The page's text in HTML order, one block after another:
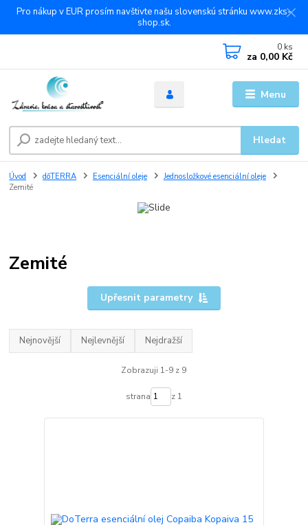
Pro nákup v EUR prosím navštivte našu slovenskú stránku www.zks-
shop.sk.
Menu
Hledat
0 ks
za 0,00 Kč
Úvod dōTERRA Esenciální oleje
Jednosložkové esenciální oleje
Zemité
Zemité
Upřesnit parametry
Nejnovější Nejlevnější Nejdražší
Zobrazuji 1-9 z 9
strana z 1